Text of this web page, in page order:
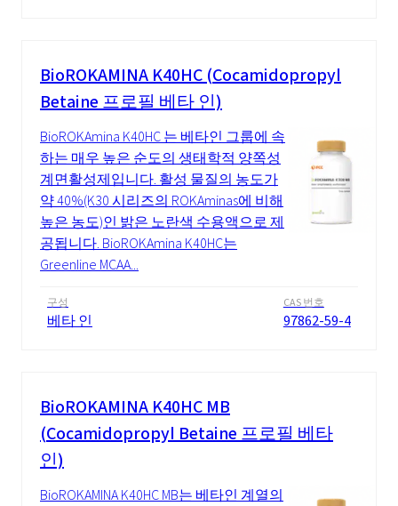
BioROKAMINA K40HC (Cocamidopropyl
Betaine 프로필 베타 인)
BioROKAmina K40HC 는 베타인 그룹에 속
하는 매우 높은 순도의 생태학적 양쪽성
계면활성제입니다. 활성 물질의 농도가
약 40%(K30 시리즈의 ROKAminas에 비해
높은 농도)인 밝은 노란색 수용액으로 제
공됩니다. BioROKAmina K40HC는
Greenline MCAA...
구성
베타 인
CAS 번호
97862-59-4
BioROKAMINA K40HC MB
(Cocamidopropyl Betaine 프로필 베타
인)
BioROKAMINA K40HC MB는 베타인 계열의